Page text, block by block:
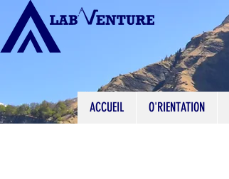
ACCUEIL O'RIENTATION